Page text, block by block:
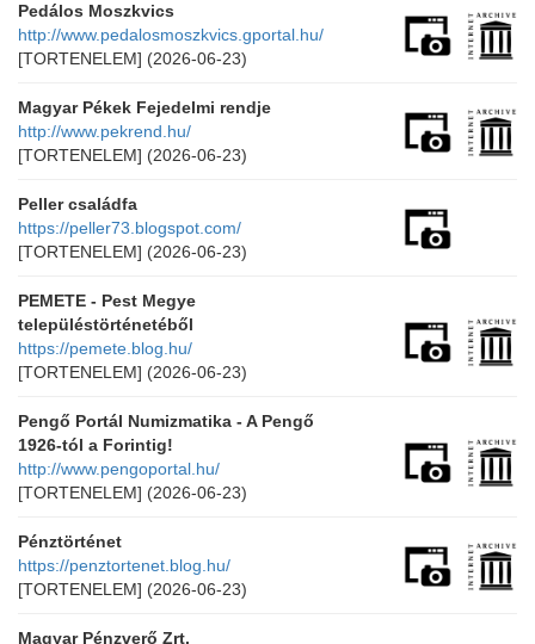
Pedálos Moszkvics
http://www.pedalosmoszkvics.gportal.hu/
[TORTENELEM] (2026-06-23)
Magyar Pékek Fejedelmi rendje
http://www.pekrend.hu/
[TORTENELEM] (2026-06-23)
Peller családfa
https://peller73.blogspot.com/
[TORTENELEM] (2026-06-23)
PEMETE - Pest Megye
településtörténetéből
https://pemete.blog.hu/
[TORTENELEM] (2026-06-23)
Pengő Portál Numizmatika - A Pengő
1926-tól a Forintig!
http://www.pengoportal.hu/
[TORTENELEM] (2026-06-23)
Pénztörténet
https://penztortenet.blog.hu/
[TORTENELEM] (2026-06-23)
Magyar Pénzverő Zrt.